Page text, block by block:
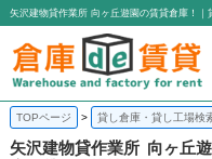
TOPページ 貸し倉庫・貸し工場検
矢沢建物貸作業所 向ヶ丘